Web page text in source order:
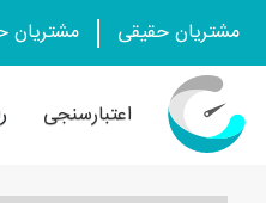
مشتریان حقیقی مشتریان
اعتبارسنجی